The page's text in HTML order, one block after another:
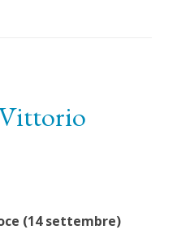
(14settembre)